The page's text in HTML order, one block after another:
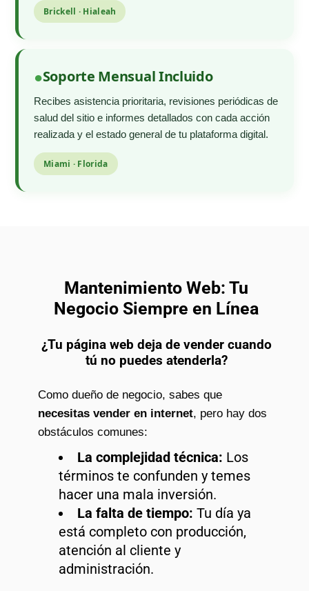
Brickell · Hialeah
Soporte Mensual Incluido
Recibes asistencia prioritaria, revisiones periódicas de
salud del sitio e informes detallados con cada acción
realizada y el estado general de tu plataforma digital.
Miami · Florida
Mantenimiento Web: Tu
Negocio Siempre en Línea
¿Tu página web deja de vender cuando
tú no puedes atenderla?
Como dueño de negocio, sabes que
necesitas vender en internet, pero hay dos
obstáculos comunes:
La complejidad técnica: Los
términos te confunden y temes
hacer una mala inversión.
La falta de tiempo: Tu día ya
está completo con producción,
atención al cliente y
administración.